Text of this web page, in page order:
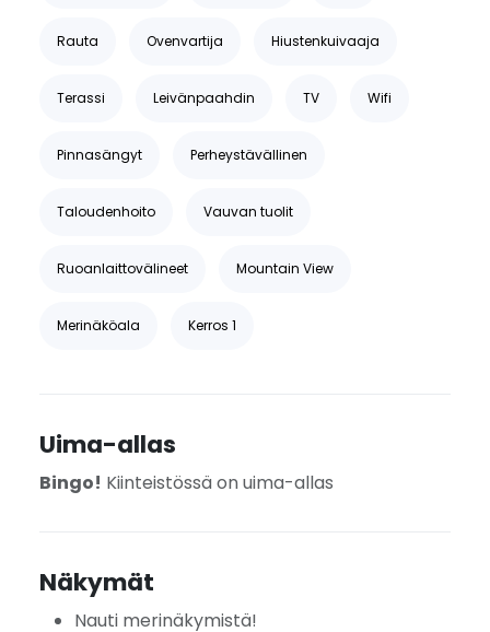
Rauta Ovenvartija Hiustenkuivaaja
Terassi Leivänpaahdin TV Wifi
Pinnasängyt Perheystävällinen
Taloudenhoito Vauvan tuolit
Ruoanlaittovälineet Mountain View
Merinäköala Kerros 1
Uima-allas
Bingo! Kiinteistössä on uima-allas
Näkymät
Nauti merinäkymistä!